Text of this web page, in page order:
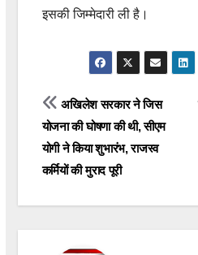
इसकी जिम्मेदारी ली है।
Post
navigation
अखिलेश सरकार ने जिस
योजना की घोषणा की थी, सीएम
योगी ने किया शुभारंभ, राजस्व
कर्मियों की मुराद पूरी